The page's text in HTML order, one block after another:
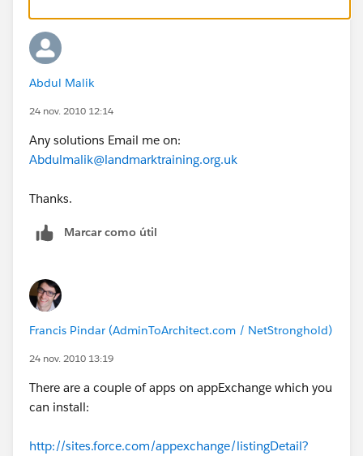
Abdul Malik
24 nov. 2010 12:14
Any solutions Email me on:
Abdulmalik@landmarktraining.org.uk
Thanks.
Marcar como útil
Francis Pindar (AdminToArchitect.com / NetStronghold)
24 nov. 2010 13:19
There are a couple of apps on appExchange which you
can install:
http://sites.force.com/appexchange/listingDetail?